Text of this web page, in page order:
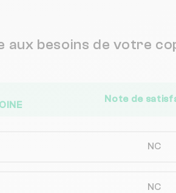
aux besoins de votre
Note de
NC
NC